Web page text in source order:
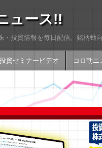
ュース!!
・投資情報を毎日配信。銘柄動
資セミナービデオ コロ朝ニ